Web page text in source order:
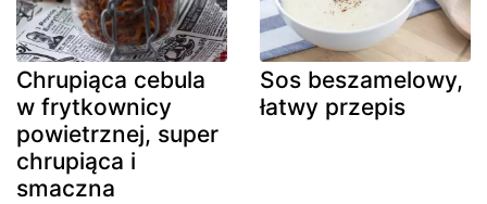
Chrupiąca cebula
w frytkownicy
powietrznej, super
chrupiąca i
smaczna
Sos beszamelowy,
łatwy przepis